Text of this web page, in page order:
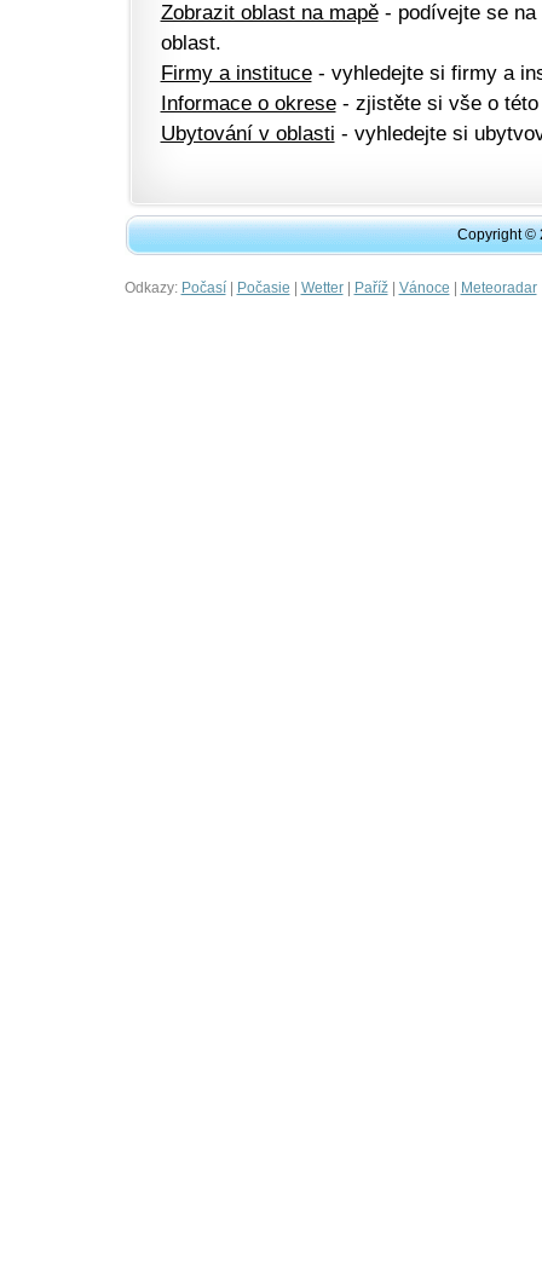
Zobrazit oblast na mapě- podívejte se na
oblast.
Firmy a instituce- vyhledejte si firmy a
Informace o okrese- zjistěte si vše o této
Ubytování v oblasti - vyhledejte si
Copyright ©
Odkazy: Počasí| Počasie | Wetter| Paříž| Vánoce | Meteoradar